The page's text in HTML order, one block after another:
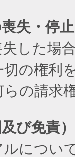
失・停
した場
の権利
の請求
び免責）
につい